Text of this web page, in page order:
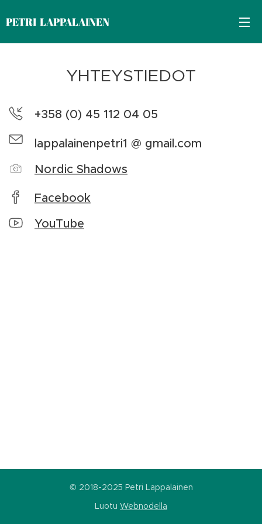
PETRI LAPPALAINEN
YHTEYSTIEDOT
+358 (0) 45 112 04 05
lappalainenpetri1 @ gmail.com
Nordic Shadows
Facebook
YouTube
© 2018-2025 Petri Lappalainen
Luotu Webnodella